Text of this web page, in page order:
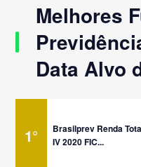
Melhores
Data Alvo
1°
Brasilprev Renda
IV 2020 FIC...